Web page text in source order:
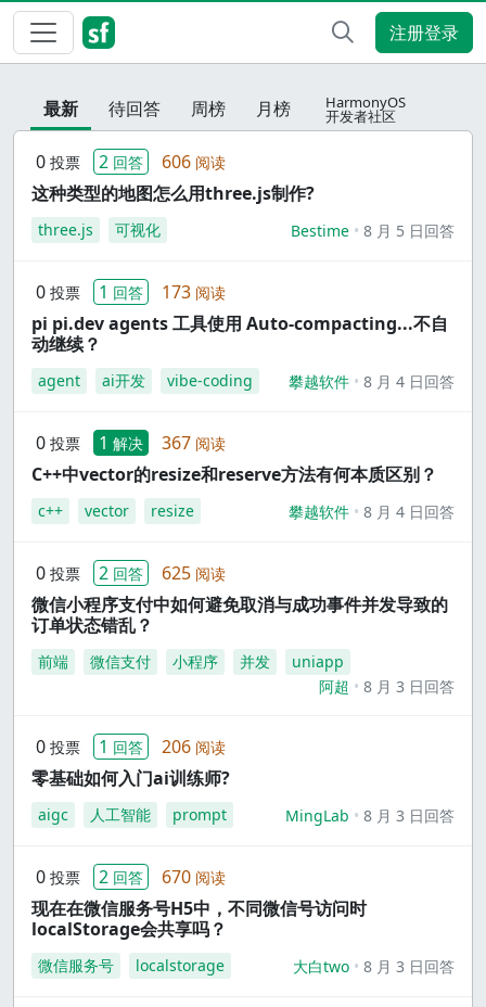
注册登录
最新 待回答 周榜 月榜 HarmonyOS
开发者社区
0 投票 2 回答 606 阅读
这种类型的地图怎么用three.js制作?
three.js 可视化 Bestime 8 月 5 日回答
0 投票 1 回答 173 阅读
pi pi.dev agents 工具使用 Auto-compacting...不自
动继续？
agent ai开发 vibe-coding 攀越软件 8 月 4 日回答
0 投票 1 解决 367 阅读
C++中vector的resize和reserve方法有何本质区别？
c++ vector resize 攀越软件 8 月 4 日回答
0 投票 2 回答 625 阅读
微信小程序支付中如何避免取消与成功事件并发导致的
订单状态错乱？
前端 微信支付 小程序 并发
uniapp
阿超
8 月 3 日回答
0 投票 1 回答 206 阅读
零基础如何入门ai训练师?
aigc 人工智能 prompt MingLab 8 月 3 日回答
0 投票 2 回答 670 阅读
现在在微信服务号H5中，不同微信号访问时
localStorage会共享吗？
微信服务号 localstorage 大白two 8 月 3 日回答